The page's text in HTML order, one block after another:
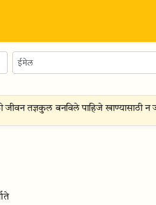
तज्ञकुल बनविले पाहिजे खाण्यासाठी न